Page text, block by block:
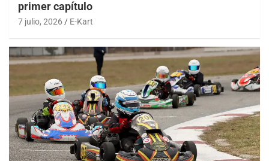
primer capítulo
7 julio, 2026 E-Kart